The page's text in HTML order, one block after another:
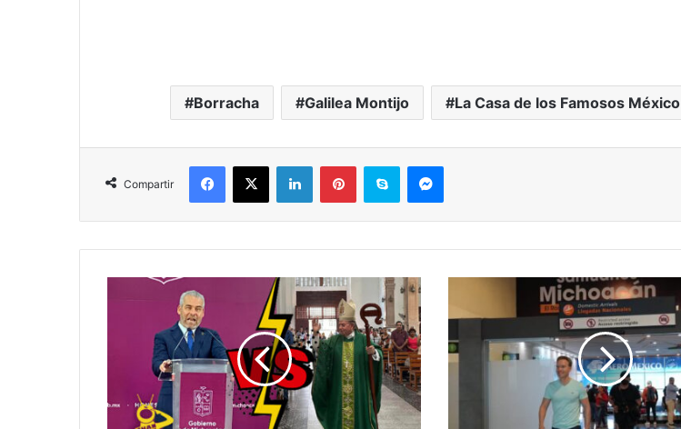
Borracha Galilea Montijo La Casa de los Famosos México
Compartir
Facebook
X LinkedInPinterestSkype Messenger
Inseguridad:
Son
Voceros
De
Anahí
Viene